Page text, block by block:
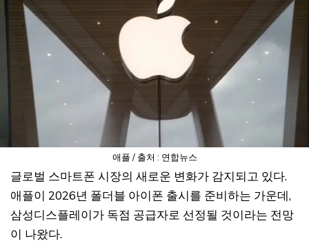
애플 / 출처 : 연합뉴스
글로벌 스마트폰 시장의 새로운 변화가 감지되고 있다.
애플이 2026년 폴더블 아이폰 출시를 준비하는 가운데,
삼성디스플레이가 독점 공급자로 선정될 것이라는 전망
이 나왔다.